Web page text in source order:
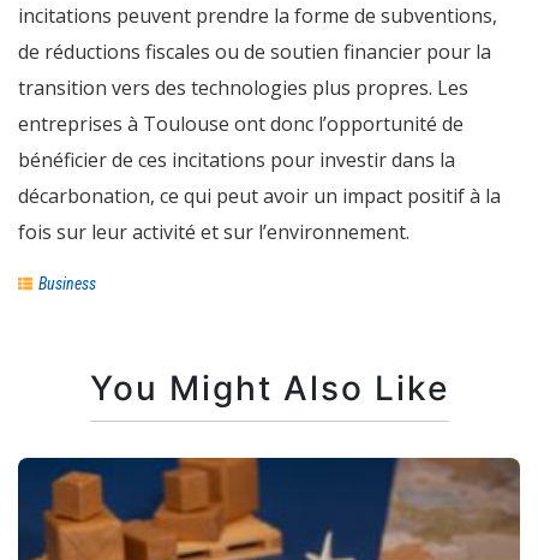
incitations peuvent prendre la forme de subventions,
de réductions fiscales ou de soutien financier pour la
transition vers des technologies plus propres. Les
entreprises à Toulouse ont donc l’opportunité de
bénéficier de ces incitations pour investir dans la
décarbonation, ce qui peut avoir un impact positif à la
fois sur leur activité et sur l’environnement.
Business
You Might Also Like